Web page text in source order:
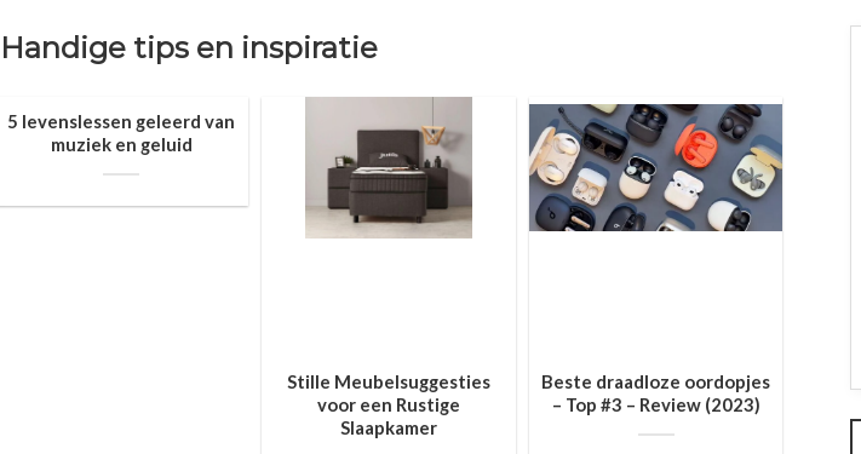
Handige tips en inspiratie
5 levenslessen geleerd van
muziek en geluid
Stille Meubelsuggesties
voor een Rustige
Slaapkamer
Beste draadloze oordopjes
– Top #3 – Review (2023)